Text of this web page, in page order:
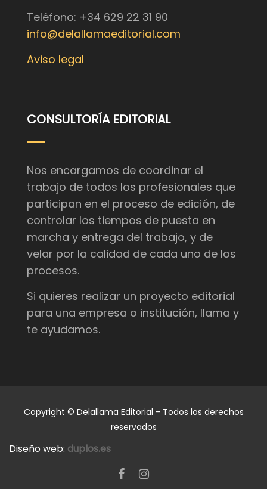
Teléfono: +34 629 22 31 90
info@delallamaeditorial.com
Aviso legal
CONSULTORÍA EDITORIAL
Nos encargamos de coordinar el
trabajo de todos los profesionales que
participan en el proceso de edición, de
controlar los tiempos de puesta en
marcha y entrega del trabajo, y de
velar por la calidad de cada uno de los
procesos.
Si quieres realizar un proyecto editorial
para una empresa o institución, llama y
te ayudamos.
Copyright © Delallama Editorial - Todos los derechos
reservados
Diseño web: duplos.es